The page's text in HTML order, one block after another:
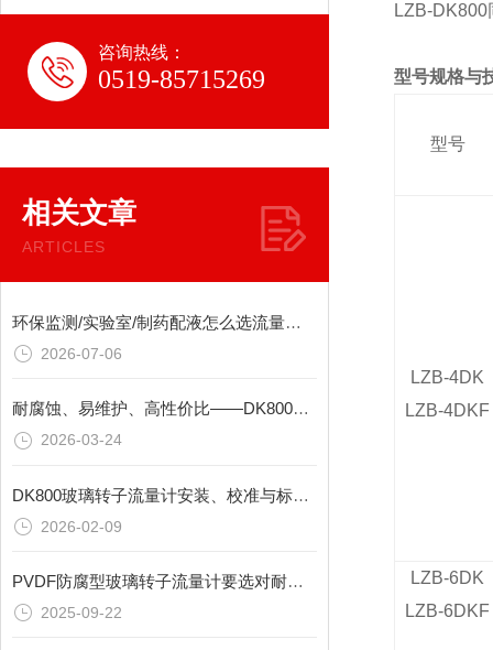
咨询热线：
0519-85715269
相关文章
ARTICLES
环保监测/实验室/制药配液怎么选流量计？玻璃转子流量计，耐腐耐温全搞定
2026-07-06
耐腐蚀、易维护、高性价比——DK800玻璃转子流量计的实用特性解析
2026-03-24
DK800玻璃转子流量计安装、校准与标定：从管道对接到精度验证的规范流程
2026-02-09
PVDF防腐型玻璃转子流量计要选对耐腐蚀材质？双诚热工特殊材质定制更可靠
2025-09-22
LZB-DK800
型号规格与
型号
LZB-4DK
LZB-4DKF
LZB-6DK
LZB-6DKF